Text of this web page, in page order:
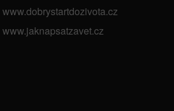
www.dobrystartdozivota.cz
www.jaknapsatzavet.cz